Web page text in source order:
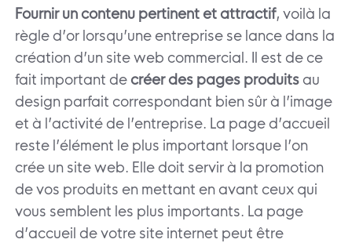
Fournir un contenu pertinent et attractif, voilà la
règle d’or lorsqu’une entreprise se lance dans la
création d’un site web commercial. Il est de ce
fait important de créer des pages produits au
design parfait correspondant bien sûr à l’image
et à l’activité de l’entreprise. La page d’accueil
reste l’élément le plus important lorsque l’on
crée un site web. Elle doit servir à la promotion
de vos produits en mettant en avant ceux qui
vous semblent les plus importants. La page
d’accueil de votre site internet peut être